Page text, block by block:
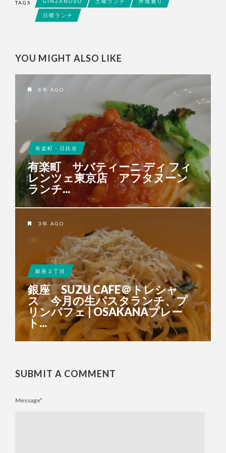
TAGS
日曜ランチ
YOU MIGHT ALSO LIKE
8年 AGO
有楽町・日比谷
有楽町 サバティーニ ディ フィ
レンツェ東京店 アフタヌーン
ランチ...
3年 AGO
銀座２丁目
銀座 SUZU CAFE＠トレシャ
ス 今月の生パスタランチ、プ
リンパフェ | OSAKANAプレー
ト...
SUBMIT A COMMENT
Message*